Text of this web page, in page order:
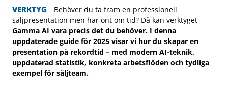
VERKTYG
Behöver du ta fram en professionell
säljpresentation men har ont om tid? Då kan verktyget
Gamma AI vara precis det du behöver. I denna
uppdaterade guide för 2025 visar vi hur du skapar en
presentation på rekordtid – med modern AI-teknik,
uppdaterad statistik, konkreta arbetsflöden och tydliga
exempel för säljteam.